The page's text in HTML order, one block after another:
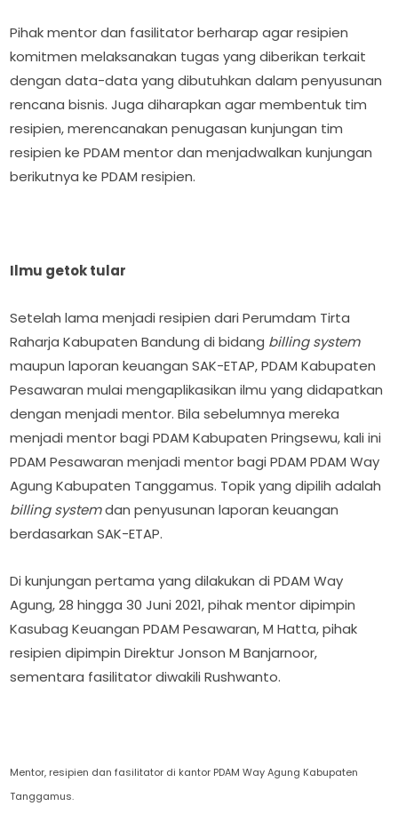
Pihak mentor dan fasilitator berharap agar resipien
komitmen melaksanakan tugas yang diberikan terkait
dengan data-data yang dibutuhkan dalam penyusunan
rencana bisnis. Juga diharapkan agar membentuk tim
resipien, merencanakan penugasan kunjungan tim
resipien ke PDAM mentor dan menjadwalkan kunjungan
berikutnya ke PDAM resipien.
Ilmu getok tular
Setelah lama menjadi resipien dari Perumdam Tirta
Raharja Kabupaten Bandung di bidang billing system
maupun laporan keuangan SAK-ETAP, PDAM Kabupaten
Pesawaran mulai mengaplikasikan ilmu yang didapatkan
dengan menjadi mentor. Bila sebelumnya mereka
menjadi mentor bagi PDAM Kabupaten Pringsewu, kali ini
PDAM Pesawaran menjadi mentor bagi PDAM PDAM Way
Agung Kabupaten Tanggamus. Topik yang dipilih adalah
billing systemdan penyusunan laporan keuangan
berdasarkan SAK-ETAP.
Di kunjungan pertama yang dilakukan di PDAM Way
Agung, 28 hingga 30 Juni 2021, pihak mentor dipimpin
Kasubag Keuangan PDAM Pesawaran, M Hatta, pihak
resipien dipimpin Direktur Jonson M Banjarnoor,
sementara fasilitator diwakili Rushwanto.
Mentor, resipien dan fasilitator di kantor PDAM Way Agung Kabupaten
Tanggamus.